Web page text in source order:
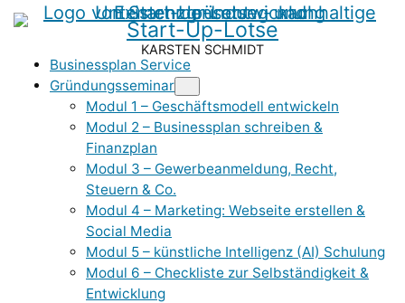
Start-Up-Lotse
KARSTEN SCHMIDT
Businessplan Service
Gründungsseminar
Modul 1 – Geschäfts­modell entwickeln
Modul 2 – Businessplan schreiben &
Finanzplan
Modul 3 – Gewerbe­anmeldung, Recht,
Steuern & Co.
Modul 4 – Marketing: Webseite erstellen &
Social Media
Modul 5 – künstliche Intelligenz (AI) Schulung
Modul 6 – Checkliste zur Selbständigkeit &
Entwicklung